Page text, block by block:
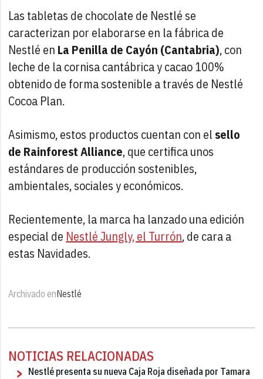
Las tabletas de chocolate de Nestlé se
caracterizan por elaborarse en la fábrica de
Nestlé en La Penilla de Cayón (Cantabria), con
leche de la cornisa cantábrica y cacao 100%
obtenido de forma sostenible a través de Nestlé
Cocoa Plan.
Asimismo, estos productos cuentan con el sello
de Rainforest Alliance, que certifica unos
estándares de producción sostenibles,
ambientales, sociales y económicos.
Recientemente, la marca ha lanzado una edición
especial de Nestlé Jungly, el Turrón, de cara a
estas Navidades.
Archivado enNestlé
NOTICIAS RELACIONADAS
Nestlé presenta su nueva Caja Roja diseñada por Tamara